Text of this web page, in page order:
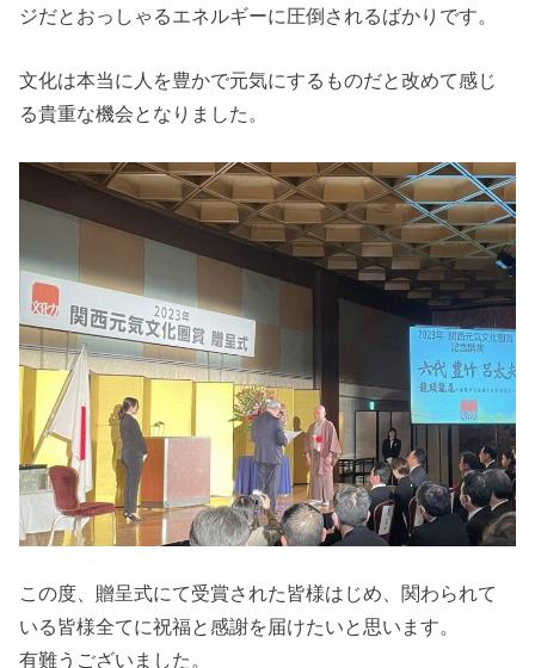
ジだとおっしゃるエネルギーに圧倒されるばかりです。
文化は本当に人を豊かで元気にするものだと改めて感じ
る貴重な機会となりました。
この度、贈呈式にて受賞された皆様はじめ、関わられて
いる皆様全てに祝福と感謝を届けたいと思います。
有難うございました。